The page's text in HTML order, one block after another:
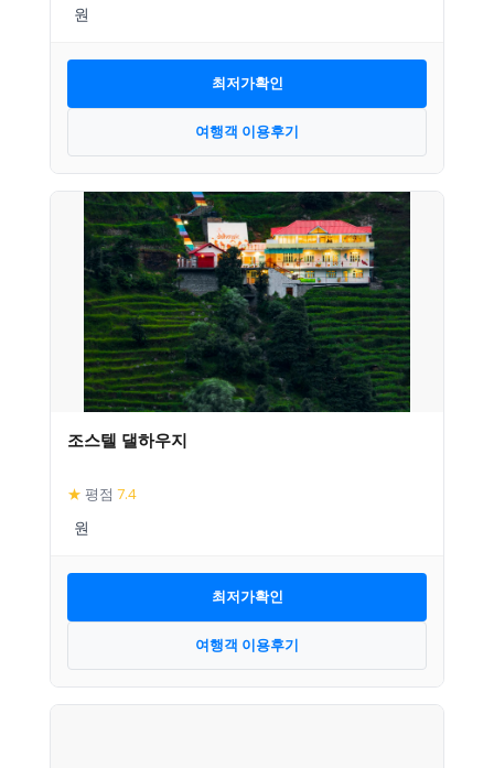
최저가확인
여행객 이용후기
조스텔 댈하우지
★ 평점 7.4
최저가확인
여행객 이용후기